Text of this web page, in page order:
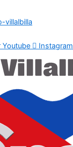
Youtube Instagram